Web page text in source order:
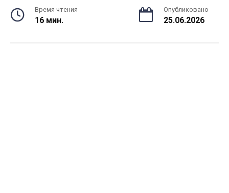
Время чтения
16 мин.
Опубликовано
25.06.2026